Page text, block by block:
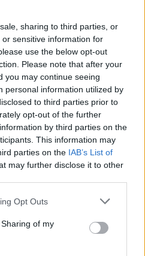
sharing to third parties, or
sensitive information for
use the below opt-out
Please note that after your
you may continue seeing
personal information utilized by
to third parties prior to
opt-out of the further
by third parties on the
This information may
parties on the IAB’s List of
may further disclose it to other
app uses one or more Google
behaviour. You may click to
and its third-party tags to
purposes in below Google
Opt Outs
of my
ponttal előzi meg a 22.,
Huddersfieldet - a
forduló van hátra. A
pályán a szintén a
szal, idegenben
amely szinte biztosan
osztályozót játszhat,
a Bristollal, amely a
el, és komolyabb céljai
bennmaradása
jut.
Mmaee-nak